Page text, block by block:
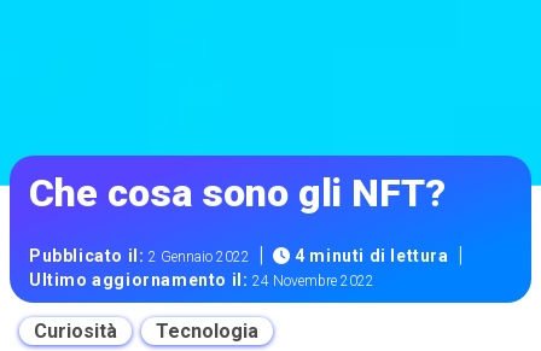
Che cosa sono gli NFT?
Pubblicato il:2 Gennaio 2022 | 4 minuti di lettura |
Ultimo aggiornamento il:24 Novembre 2022
Curiosità Tecnologia